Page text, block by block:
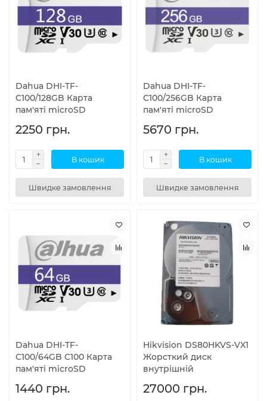
Dahua DHI-TF-
C100/128GB Карта
пам'яті microSD
2250 грн.
В кошик
Швидке замовлення
Dahua DHI-TF-
C100/256GB Карта
пам'яті microSD
5670 грн.
В кошик
Швидке замовлення
Dahua DHI-TF-
C100/64GB C100 Карта
пам'яті microSD
1440 грн.
Hikvision DS80HKVS-VX1
Жорсткий диск
внутрішній
27000 грн.